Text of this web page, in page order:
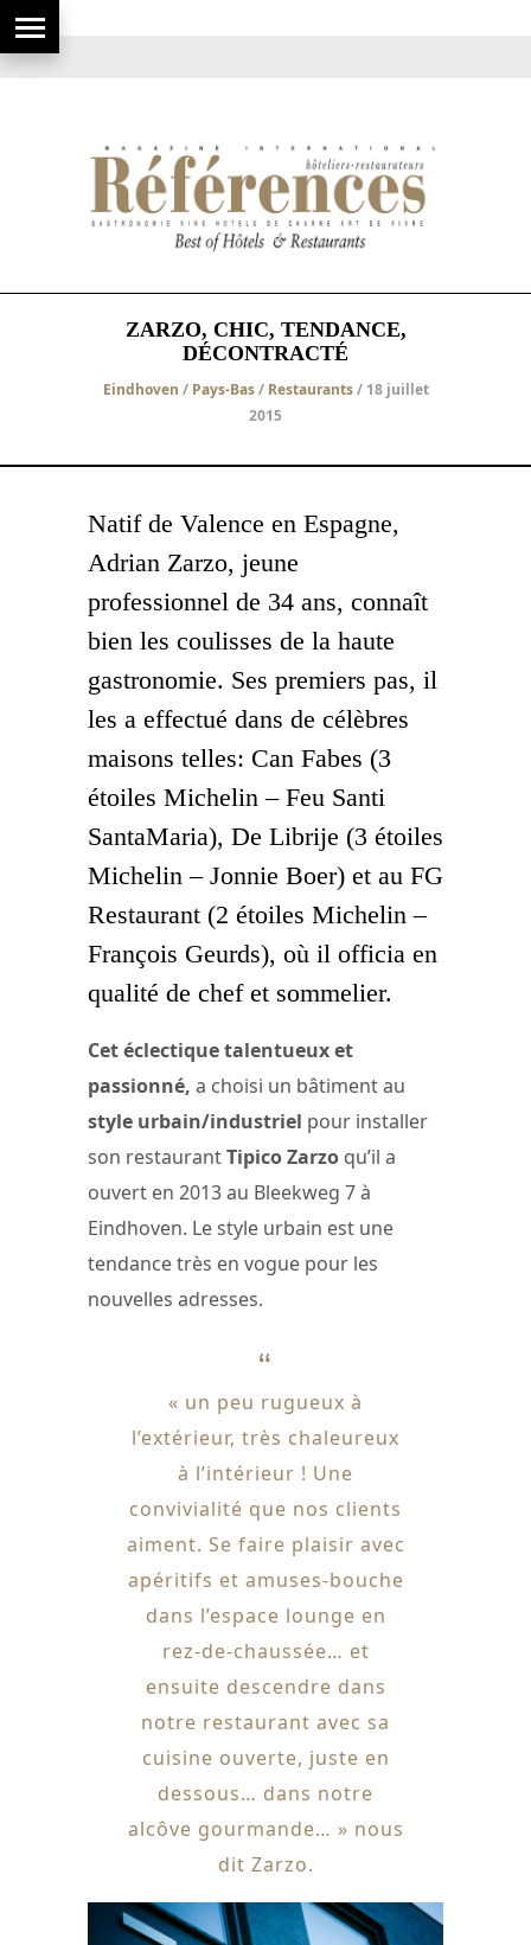
ZARZO, CHIC, TENDANCE,
DÉCONTRACTÉ
Eindhoven / Pays-Bas/ Restaurants/ 18 juillet
2015
Natif de Valence en Espagne,
Adrian Zarzo, jeune
professionnel de 34 ans, connaît
bien les coulisses de la haute
gastronomie. Ses premiers pas, il
les a effectué dans de célèbres
maisons telles: Can Fabes (3
étoiles Michelin – Feu Santi
SantaMaria), De Librije (3 étoiles
Michelin – Jonnie Boer) et au FG
Restaurant (2 étoiles Michelin –
François Geurds), où il officia en
qualité de chef et sommelier.
Cet éclectique talentueux et
passionné, a choisi un bâtiment au
style urbain/industriel pour installer
son restaurantTipico Zarzo qu’il a
ouvert en 2013 au Bleekweg 7 à
Eindhoven. Le style urbain est une
tendance très en vogue pour les
nouvelles adresses.
« un peu rugueux à
l’extérieur, très chaleureux
à l’intérieur ! Une
convivialité que nos clients
aiment. Se faire plaisir avec
apéritifs et amuses-bouche
dans l’espace lounge en
rez-de-chaussée… et
ensuite descendre dans
notre restaurant avec sa
cuisine ouverte, juste en
dessous… dans notre
alcôve gourmande… » nous
dit Zarzo.